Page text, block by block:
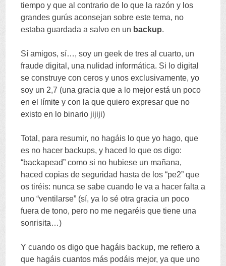
tiempo y que al contrario de lo que la razón y los
grandes gurús aconsejan sobre este tema, no
estaba guardada a salvo en un backup.
Sí amigos,sí…,soy un geek de tres al cuarto, un
fraude digital , una nulidad informática. Si lo digital
se construye con ceros y unos exclusivamente,yo
soy un 2,7 (una gracia que a lo mejor está un poco
en el límite y con la que quiero expresar que no
existo en lo binario jijiji)
Total , para resumir, no hagáis lo que yo hago,que
es no hacer backups,y haced lo que os digo:
“backapead”como si no hubiese un mañana,
haced copias de seguridad hasta de los “pe2”que
os tiréis: nunca se sabe cuando le va a hacer falta a
uno “ventilarse” (sí,ya lo sé otra gracia un poco
fuera de tono, pero no me negaréis que tiene una
sonrisita…)
Y cuando os digo que hagáis backup, me refiero a
que hagáis cuantos más podáis mejor,ya que uno